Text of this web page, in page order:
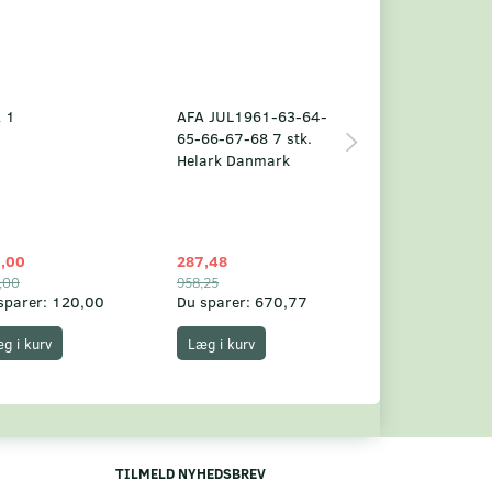
1
120,00
i kurv
AFA JUL1961-63-64-
65-66-67-68 7 stk.
Helark Danmark
287,48
958,25
Du sparer: 670,77
Læg i kurv
TILMELD NYHEDSBREV